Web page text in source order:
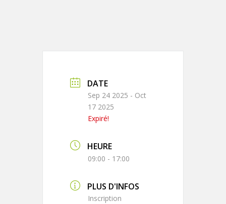
DATE
Sep 24 2025 - Oct
17 2025
Expiré!
HEURE
09:00 - 17:00
PLUS D'INFOS
Inscription